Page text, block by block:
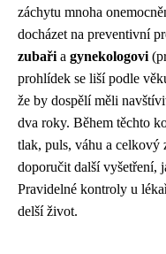
záchytu mnoha
docházet na preventivní
zubařia gynekologovi
prohlídek se liší podle
že by dospělí měli
dva roky. Během těchto
tlak, puls, váhu a celkový
doporučit další vyšetření,
Pravidelné kontroly u
delší život.